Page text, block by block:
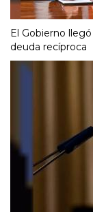
El Gobierno
deuda recíproca